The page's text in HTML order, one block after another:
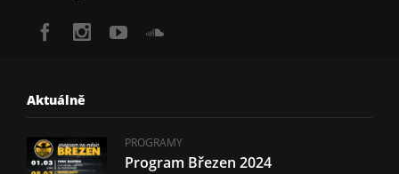
Aktuálně
PROGRAMY
Program Březen 2024